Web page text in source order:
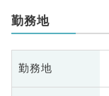
勤務地
勤務地